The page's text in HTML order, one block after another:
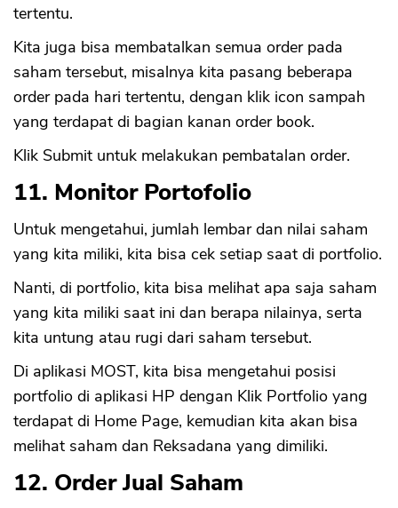
tertentu.
Kita juga bisa membatalkan semua order pada
saham tersebut, misalnya kita pasang beberapa
order pada hari tertentu, dengan klik icon sampah
yang terdapat di bagian kanan order book.
Klik Submit untuk melakukan pembatalan order.
11. Monitor Portofolio
Untuk mengetahui, jumlah lembar dan nilai saham
yang kita miliki, kita bisa cek setiap saat di portfolio.
Nanti, di portfolio, kita bisa melihat apa saja saham
yang kita miliki saat ini dan berapa nilainya, serta
kita untung atau rugi dari saham tersebut.
Di aplikasi MOST, kita bisa mengetahui posisi
portfolio di aplikasi HP dengan Klik Portfolio yang
terdapat di Home Page, kemudian kita akan bisa
melihat saham dan Reksadana yang dimiliki.
12. Order Jual Saham